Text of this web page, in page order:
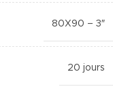
80X90 – 3″
20 jours